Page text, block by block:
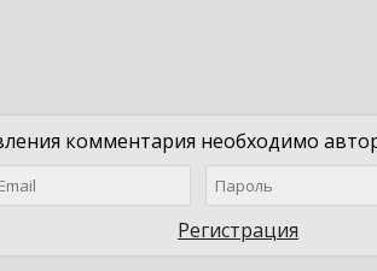
комментария необходимо
Регистрация